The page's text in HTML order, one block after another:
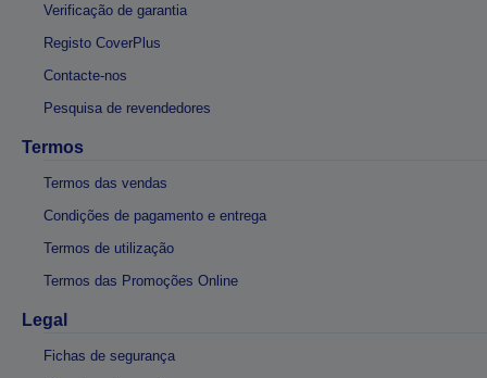
Verificação de garantia
Registo CoverPlus
Contacte-nos
Pesquisa de revendedores
Termos
Termos das vendas
Condições de pagamento e entrega
Termos de utilização
Termos das Promoções Online
Legal
Fichas de segurança